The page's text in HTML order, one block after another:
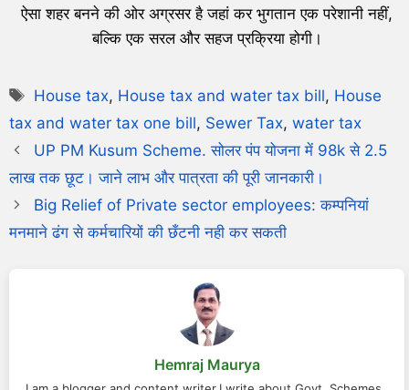
ऐसा शहर बनने की ओर अग्रसर है जहां कर भुगतान एक परेशानी नहीं,
बल्कि एक सरल और सहज प्रक्रिया होगी।
House tax, House tax and water tax bill, House
tax and water tax one bill, Sewer Tax, water tax
UP PM Kusum Scheme. सोलर पंप योजना में 98k से 2.5
लाख तक छूट। जाने लाभ और पात्रता की पूरी जानकारी।
Big Relief of Private sector employees: कम्पनियां
मनमाने ढंग से कर्मचारियों की छँटनी नही कर सकती
Hemraj Maurya